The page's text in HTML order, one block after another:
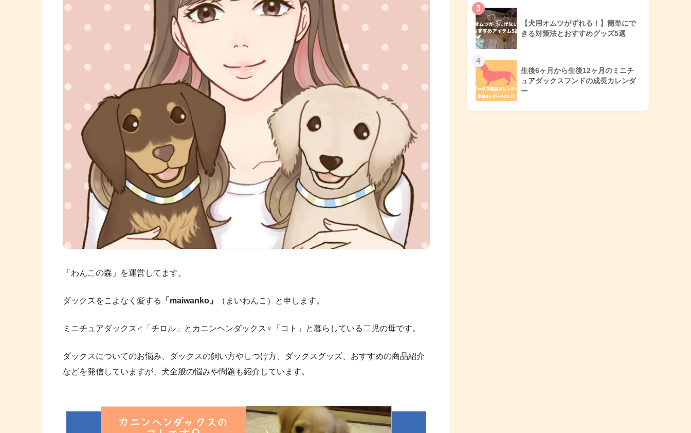
「わんこの森」を運営してます。
ダックスをこよなく愛する 「maiwanko」 （まいわんこ）と申します。
ミニチュアダックス♂「チロル」とカニンヘンダックス♀「コト」と暮らしている二児の母です。
ダックスについてのお悩み、ダックスの飼い方やしつけ方、ダックスグッズ、おすすめの商品紹介
などを発信していますが、犬全般の悩みや問題も紹介しています。
3
【犬用オムツがずれる！】簡単にで
きる対策法とおすすめグッズ5選
4
生後6ヶ月から生後12ヶ月のミニチ
ュアダックスフンドの成長カレンダ
ー